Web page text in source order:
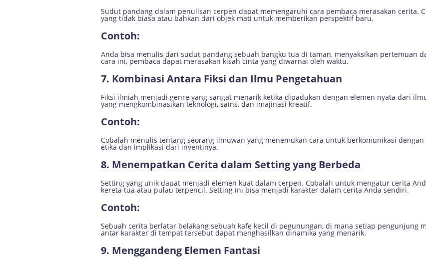
Sudut pandang dalam penulisan cerpen dapat memengaruhi cara pembaca merasakan cerita.
yang tidak biasa atau bahkan dari objek mati untuk memberikan perspektif baru.
Contoh:
Anda bisa menulis dari sudut pandang sebuah bangku tua di taman, menyaksikan pertemuan
cara ini, pembaca dapat merasakan kisah cinta yang diwarnai oleh waktu.
7. Kombinasi Antara Fiksi dan Ilmu Pengetahuan
Fiksi ilmiah menjadi genre yang sangat menarik ketika dipadukan dengan elemen nyata dari
yang mengkombinasikan teknologi, sains, dan imajinasi kreatif.
Contoh:
Cobalah menulis tentang seorang ilmuwan yang menemukan cara untuk berkomunikasi
etika dan implikasi dari inventinya.
8. Menempatkan Cerita dalam Setting yang Berbeda
Setting yang unik dapat menjadi elemen kuat dalam cerpen. Cobalah untuk mengatur cerita
kereta tua atau pulau terpencil. Setting ini bisa menjadi karakter dalam cerita Anda sendiri.
Contoh:
Sebuah cerita berlatar belakang sebuah kafe kecil di pegunungan, di mana setiap pengunjung
antar karakter di tempat tersebut dapat menghasilkan dinamika yang menarik.
9. Menggandeng Elemen Fantasi